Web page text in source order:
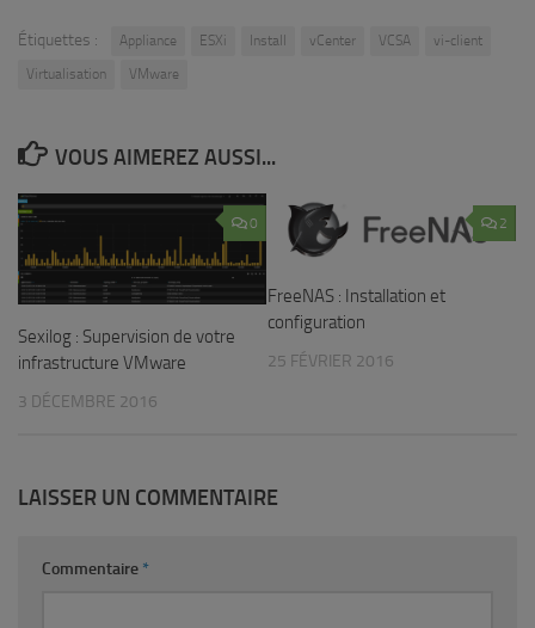
Étiquettes : Appliance ESXi Install vCenter VCSA
vi-client
Virtualisation
VMware
VOUS AIMEREZ AUSSI...
0
Sexilog : Supervision de votre
infrastructure VMware
3 DÉCEMBRE 2016
2
FreeNAS : Installation et
configuration
25 FÉVRIER 2016
LAISSER UN COMMENTAIRE
Commentaire *